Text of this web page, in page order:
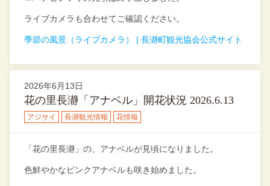
ライブカメラも合わせてご確認ください。
季節の風景（ライブカメラ） | 長瀞町観光協会公式サイト
2026年6月13日
花の里長瀞「アナベル」開花状況 2026.6.13
アジサイ 長瀞観光情報 花情報
「花の里長瀞」の、アナベルが見頃になりました。
色鮮やかなピンクアナベルも咲き始めました。